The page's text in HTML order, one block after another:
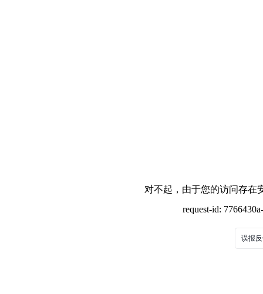
对不起，由于您的访问存在
request-id:
误报